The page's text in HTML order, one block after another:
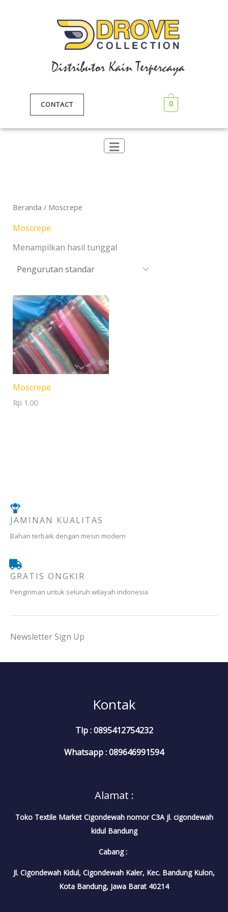
CONTACT 0
Beranda / Moscrepe
Moscrepe
Menampilkan hasil tunggal
Moscrepe
Rp1.00
JAMINAN KUALITAS
Bahan terbaik dengan mesin modern
GRATIS ONGKIR
Pengiriman untuk seluruh wilayah indonesia
Newsletter Sign Up
Kontak
Tlp : 0895412754232
Whatsapp : 089646991594
Alamat :
Toko Textile Market Cigondewah nomor C3A jl. cigondewah
kidul Bandung
Cabang :
Jl. Cigondewah Kidul, Cigondewah Kaler, Kec. Bandung Kulon,
Kota Bandung, Jawa Barat 40214